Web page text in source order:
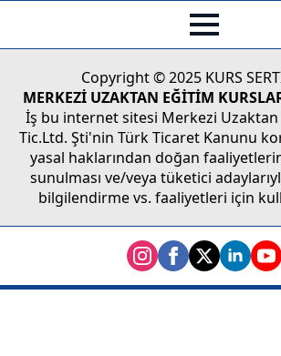
Copyright © 2025 KURS
MERKEZİ UZAKTAN EĞİTİM
İş bu internet sitesi Merkezi Uzaktan
Tic.Ltd. Şti'nin Türk Ticaret Kanunu
yasal haklarından doğan
sunulması ve/veya tüketici
bilgilendirme vs. faaliyetleri için